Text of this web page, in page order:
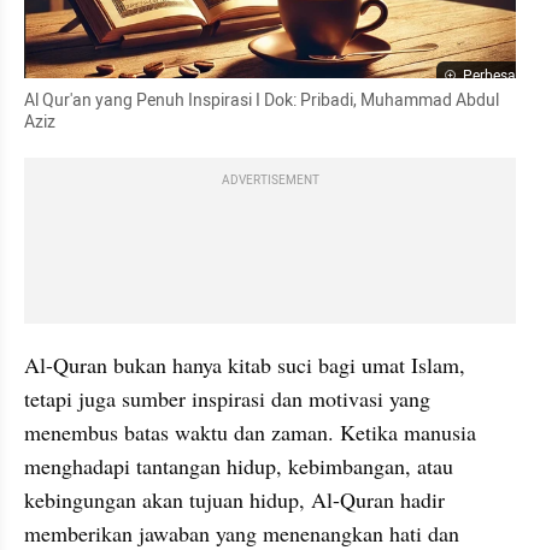
Perbesar
Al Qur'an yang Penuh Inspirasi I Dok: Pribadi, Muhammad Abdul
Aziz
ADVERTISEMENT
Al-Quran bukan hanya kitab suci bagi umat Islam,
tetapi juga sumber inspirasi dan motivasi yang
menembus batas waktu dan zaman. Ketika manusia
menghadapi tantangan hidup, kebimbangan, atau
kebingungan akan tujuan hidup, Al-Quran hadir
memberikan jawaban yang menenangkan hati dan